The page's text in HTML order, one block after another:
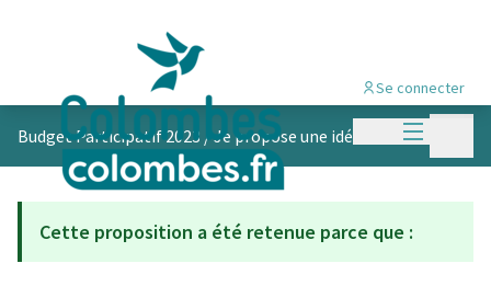
Menu
Se connecter
Budget Participatif 2023 /Je propose une idée
Cette proposition a été retenue parce que :